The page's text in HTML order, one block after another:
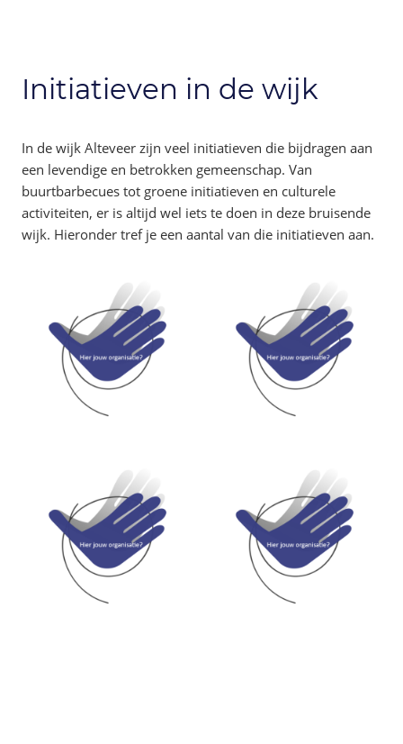
Initiatieven in de wijk
In de wijk Alteveer zijn veel initiatieven die bijdragen aan
een levendige en betrokken gemeenschap. Van
buurtbarbecues tot groene initiatieven en culturele
activiteiten, er is altijd wel iets te doen in deze bruisende
wijk. Hieronder tref je een aantal van die initiatieven aan.